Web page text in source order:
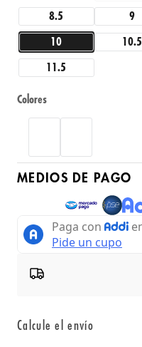
8.5 9
10 10.5
11.5
Colores
MEDIOS DE PAGO
Calcule el envío